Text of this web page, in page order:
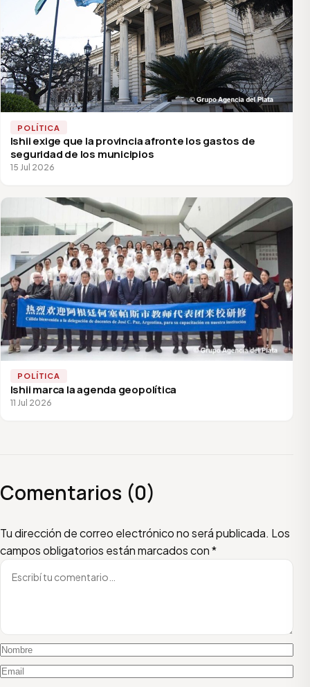
POLÍTICA
Ishii exige que la provincia afronte los gastos de
seguridad de los municipios
15 Jul 2026
POLÍTICA
Ishii marca la agenda geopolítica
11 Jul 2026
Comentarios (0)
Tu dirección de correo electrónico no será publicada. Los
campos obligatorios están marcados con*
Escribí tu comentario
Nombre
Email